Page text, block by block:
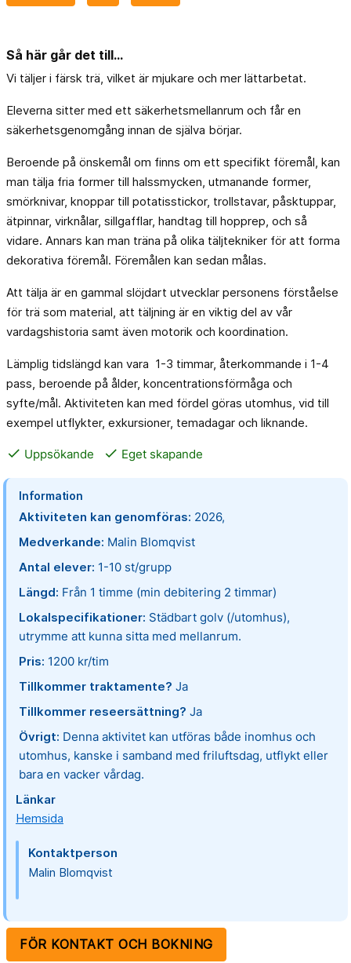
Så här går det till...
Vi täljer i färsk trä, vilket är mjukare och mer lättarbetat.
Eleverna sitter med ett säkerhetsmellanrum och får en
säkerhetsgenomgång innan de själva börjar.
Beroende på önskemål om finns om ett specifikt föremål, kan
man tälja fria former till halssmycken, utmanande former,
smörknivar, knoppar till potatisstickor, trollstavar, påsktuppar,
ätpinnar, virknålar, sillgafflar, handtag till hopprep, och så
vidare. Annars kan man träna på olika täljtekniker för att forma
dekorativa föremål. Föremålen kan sedan målas.
Att tälja är en gammal slöjdart utvecklar personens förståelse
för trä som material, att täljning är en viktig del av vår
vardagshistoria samt även motorik och koordination.
Lämplig tidslängd kan vara 1-3 timmar, återkommande i 1-4
pass, beroende på ålder, koncentrationsförmåga och
syfte/mål. Aktiviteten kan med fördel göras utomhus, vid till
exempel utflykter, exkursioner, temadagar och liknande.
done Uppsökande done Eget skapande
Information
Aktiviteten kan genomföras: 2026,
Medverkande: Malin Blomqvist
Antal elever: 1-10 st/grupp
Längd: Från 1 timme (min debitering 2 timmar)
Lokalspecifikationer: Städbart golv (/utomhus),
utrymme att kunna sitta med mellanrum.
Pris: 1200 kr/tim
Tillkommer traktamente? Ja
Tillkommer reseersättning? Ja
Övrigt: Denna aktivitet kan utföras både inomhus och
utomhus, kanske i samband med friluftsdag, utflykt eller
bara en vacker vårdag.
Länkar
Hemsida
Kontaktperson
Malin Blomqvist
FÖR KONTAKT OCH BOKNING